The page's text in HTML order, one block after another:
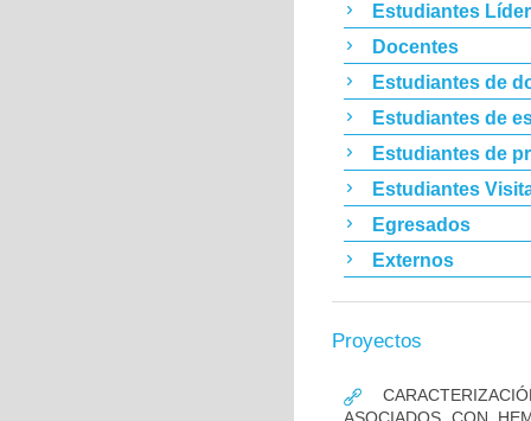
Estudiantes
Docentes
Estudiantes de
Estudiantes de
Estudiantes de
Estudiantes
Egresados
Externos
Proyectos